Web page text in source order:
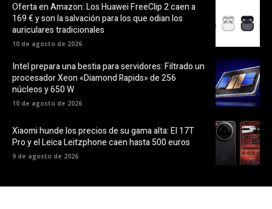
Oferta en Amazon: Los Huawei FreeClip 2 caen a
169 € y son la salvación para los que odian los
auriculares tradicionales
10 de agosto de 2026
Intel prepara una bestia para servidores: Filtrado un
procesador Xeon «Diamond Rapids» de 256
núcleos y 650 W
10 de agosto de 2026
Xiaomi hunde los precios de su gama alta: El 17T
Pro y el Leica Leitzphone caen hasta 500 euros
9 de agosto de 2026